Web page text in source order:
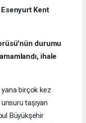
Kent
durumu
ihale
yana birçok kez
taşıyan
Büyükşehir